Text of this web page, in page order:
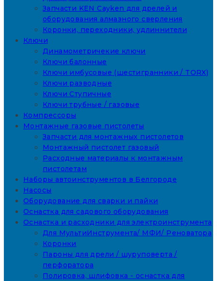
Запчасти KEN Cayken для дрелей и
оборудования алмазного сверления
Коронки, переходники, удлиннители
Ключи
Динамометричекие ключи
Ключи балонные
Ключи имбусовые (шестигранники / TORX)
Ключи разводные
Ключи Ступичные
Ключи трубные / газовые
Компрессоры
Монтажные газовые пистолеты
Запчасти для монтажных пистолетов
Монтажный пистолет газовый
Расходные материалы к монтажным
пистолетам
Наборы автоинструментов в Белгороде
Насосы
Оборудование для сварки и пайки
Оснастка для садового оборудования
Оснастка и расходники для электроинструмента
Для МультиИнструмента/ МФИ/ Реноватора
Коронки
Пароны для дрели / шуруповерта /
перфоратора
Полировка, шлифовка - оснастка для